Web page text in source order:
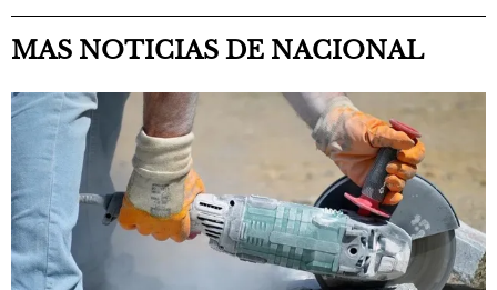
MAS NOTICIAS DE NACIONAL